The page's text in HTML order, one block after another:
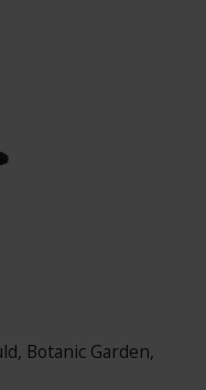
Botanic Garden,